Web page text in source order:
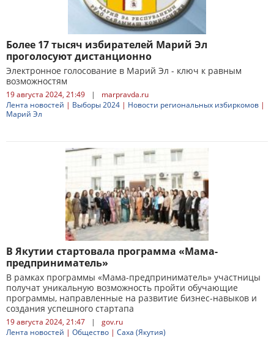
Более 17 тысяч избирателей Марий Эл
проголосуют дистанционно
Электронное голосование в Марий Эл - ключ к равным
возможностям
19 августа 2024, 21:49 |
marpravda.ru
Лента новостей | Выборы 2024 | Новости региональных избиркомов |
Марий Эл
В Якутии стартовала программа «Мама-
предприниматель»
В рамках программы «Мама-предприниматель» участницы
получат уникальную возможность пройти обучающие
программы, направленные на развитие бизнес-навыков и
создания успешного стартапа
19 августа 2024, 21:47 |
gov.ru
Лента новостей | Общество | Саха (Якутия)